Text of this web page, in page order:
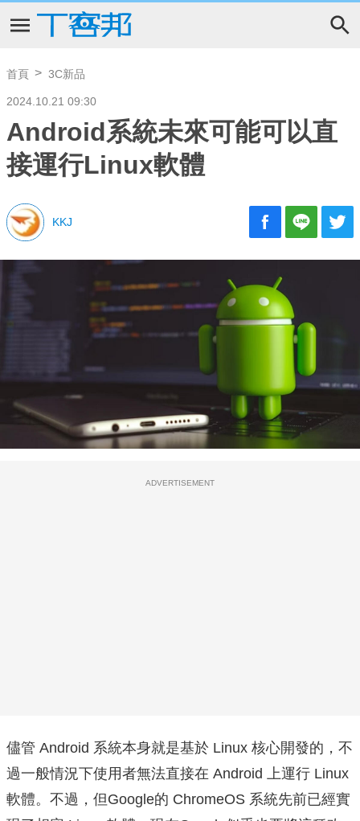
首頁 3C新品
2024.10.21 09:30
Android系統未來可能可以直
接運行Linux軟體
KKJ
ADVERTISEMENT
儘管 Android 系統本身就是基於 Linux 核心開發的，不
過一般情況下使用者無法直接在 Android 上運行 Linux
軟體。不過，但Google的 ChromeOS 系統先前已經實